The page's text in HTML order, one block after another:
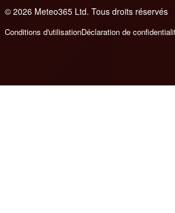
© 2026 Meteo365 Ltd. Tous droits réservés
Conditions d'utilisationDéclaration de